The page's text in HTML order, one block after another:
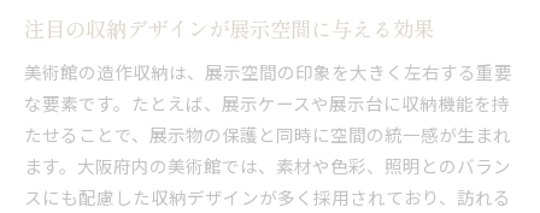
注目の収納デザインが展示空間に与える効果
美術館の造作収納は、展示空間の印象を大きく左右する重要
な要素です。たとえば、展示ケースや展示台に収納機能を持
たせることで、展示物の保護と同時に空間の統一感が生まれ
ます。大阪府内の美術館では、素材や色彩、照明とのバラン
スにも配慮した収納デザインが多く採用されており、訪れる